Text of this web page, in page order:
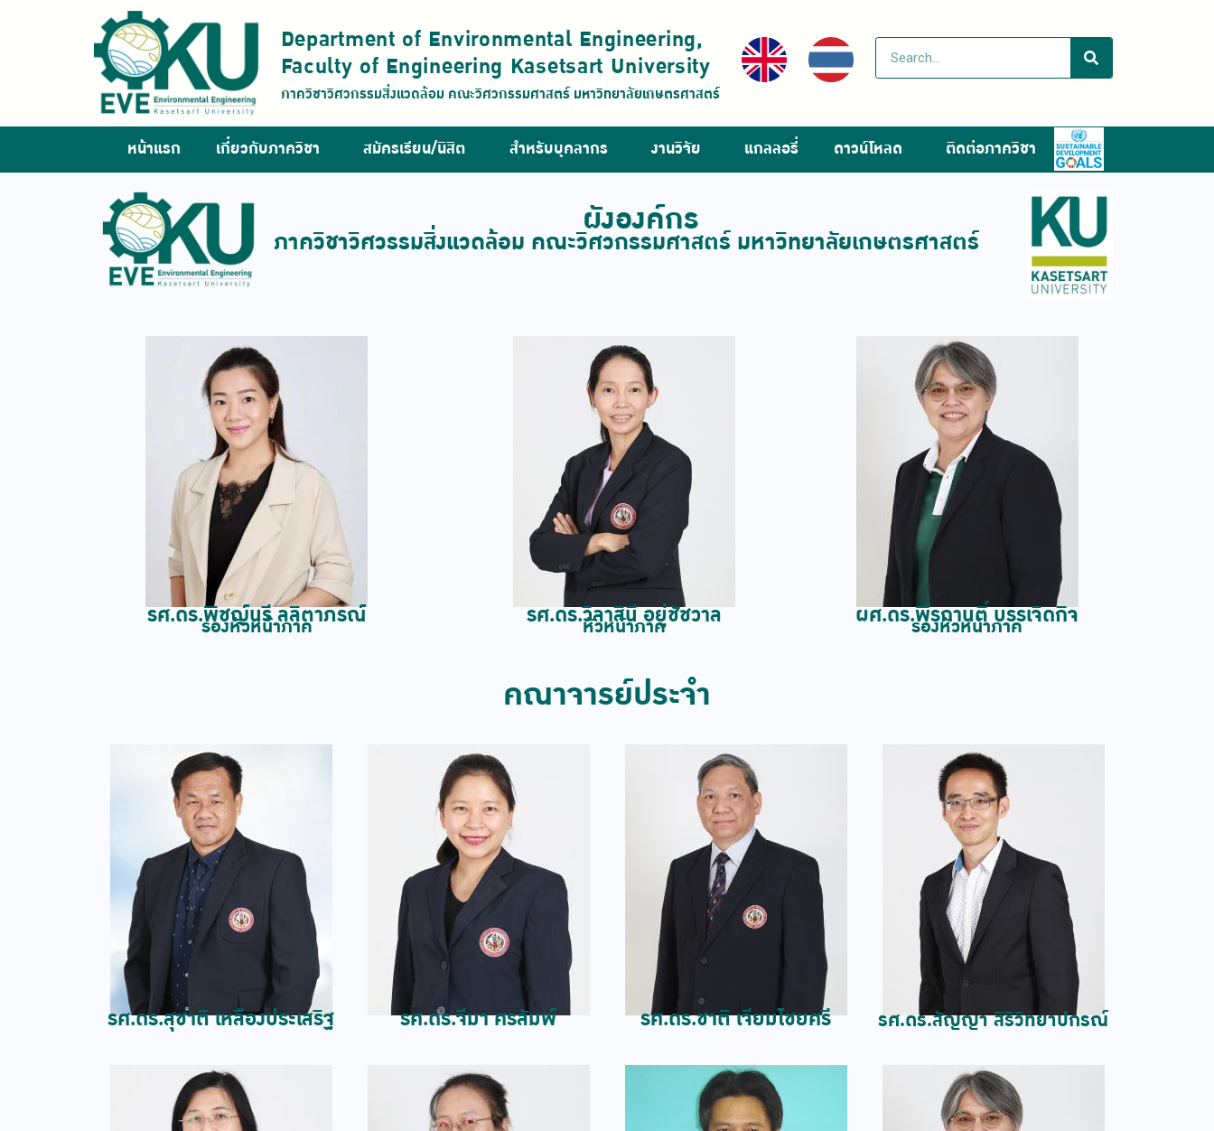
Department of Environmental Engineering,
Faculty of Engineering Kasetsart University
ภาควิชาวิศวกรรมสิ่งแวดล้อม คณะวิศวกรรมศาสตร์ มหาวิทยาลัยเกษตรศาสตร์
หน้าแรก เกี่ยวกับภาควิชา สมัครเรียน/นิสิต สำหรับบุคลากร งานวิจัย แกลลอรี่ ดาวน์โหลด ติดต่อภาควิชา
ผังองค์กร
ภาควิชาวิศวรรมสิ่งแวดล้อม คณะวิศวกรรมศาสตร์ มหาวิทยาลัยเกษตรศาสตร์
รศ.ดร.พิชญ์นรี ลลิตาภรณ์
รองหัวหน้าภาค รศ.ดร.วิลาสินี อยู่ชัชวาล
หัวหน้าภาค ผศ.ดร.พีรกานติ์ บรรเจิดกิจ
รองหัวหน้าภาค
คณาจารย์ประจำ
รศ.ดร.สุชาติ เหลืองประเสริฐ รศ.ดร.จีมา ศรลัมพ์ รศ.ดร.ชาติ เจียมไชยศรี รศ.ดร.สัญญา สิริวิทยาปกรณ์